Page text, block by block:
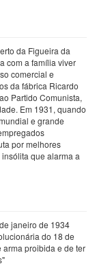
da Figueira da
com a família viver
comercial e
da fábrica Ricardo
Partido Comunista,
Em 1931, quando
e grande
por melhores
que alarma a
janeiro de 1934
do 18 de
proibida e de ter